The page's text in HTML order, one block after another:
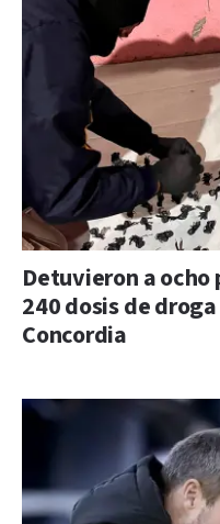
Detuvieron a ocho
240 dosis de
Concordia